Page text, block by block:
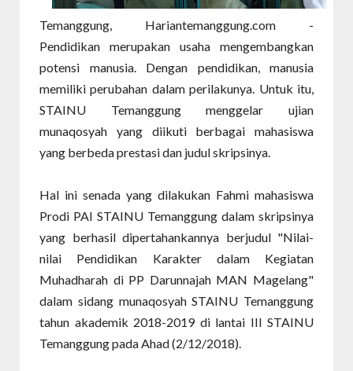
Temanggung, Hariantemanggung.com -
Pendidikan merupakan usaha mengembangkan
potensi manusia. Dengan pendidikan, manusia
memiliki perubahan dalam perilakunya. Untuk itu,
STAINU Temanggung menggelar ujian
munaqosyah yang diikuti berbagai mahasiswa
yang berbeda prestasi dan judul skripsinya.
Hal ini senada yang dilakukan Fahmi mahasiswa
Prodi PAI STAINU Temanggung dalam skripsinya
yang berhasil dipertahankannya berjudul "Nilai-
nilai Pendidikan Karakter dalam Kegiatan
Muhadharah di PP Darunnajah MAN Magelang"
dalam sidang munaqosyah STAINU Temanggung
tahun akademik 2018-2019 di lantai III STAINU
Temanggung pada Ahad (2/12/2018).